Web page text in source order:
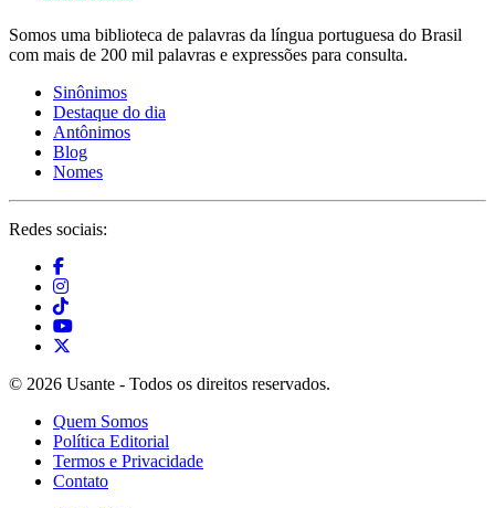
Somos uma biblioteca de palavras da língua portuguesa do Brasil
com mais de 200 mil palavras e expressões para consulta.
Sinônimos
Destaque do dia
Antônimos
Blog
Nomes
Redes sociais:
© 2026 Usante - Todos os direitos reservados.
Quem Somos
Política Editorial
Termos e Privacidade
Contato